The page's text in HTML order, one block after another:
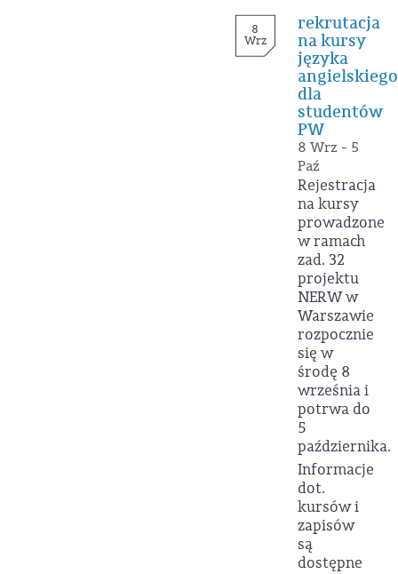
8
Wrz
rekrutacja
na kursy
języka
angielskiego
dla
studentów
PW
8 Wrz - 5
Paź
Rejestracja
na kursy
prowadzone
w ramach
zad. 32
projektu
NERW w
Warszawie
rozpocznie
się w
środę 8
września i
potrwa do
5
października.
Informacje
dot.
kursów i
zapisów
są
dostępne